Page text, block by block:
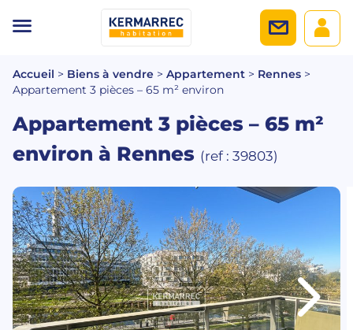
Accueil > Biens à vendre > Appartement > Rennes >
Appartement 3 pièces – 65 m² environ
Appartement 3 pièces – 65 m²
environ à Rennes (ref : 39803)